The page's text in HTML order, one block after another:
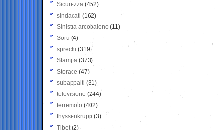
Sicurezza (452)
sindacati (162)
Sinistra arcobaleno (11)
Soru (4)
sprechi (319)
Stampa (373)
Storace (47)
subappalti (31)
televisione(244)
terremoto (402)
thyssenkrupp (3)
Tibet(2)